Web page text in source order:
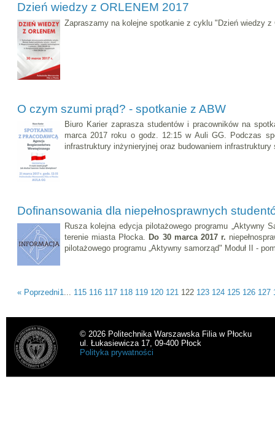
Dzień wiedzy z ORLENEM 2017
Zapraszamy na kolejne spotkanie z cyklu "Dzień wiedzy
O czym szumi prąd? - spotkanie z ABW
Biuro Karier zaprasza studentów i pracowników na
marca 2017 roku o godz. 12:15 w Auli GG. Podczas
infrastruktury inżynieryjnej oraz budowaniem
Dofinansowania dla niepełnosprawnych
Rusza kolejna edycja pilotażowego programu „Aktywny
terenie miasta Płocka. Do 30 marca 2017 r.
pilotażowego programu „Aktywny samorząd" Moduł II -
« Poprzedni1... 115 116 117 118 119 120 121 122 123 124 125 126 127
© 2026 Politechnika Warszawska Filia w Płocku
ul. Łukasiewicza 17, 09-400 Płock
Polityka prywatności